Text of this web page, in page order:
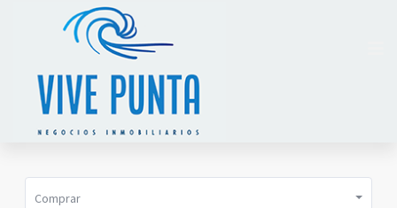
Comprar